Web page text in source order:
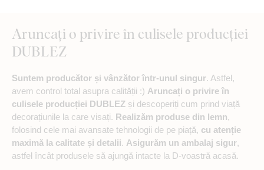
Aruncați o privire în culisele producției
DUBLEZ
Suntem producător și vânzător într-unul singur. Astfel,
avem control total asupra calității :) Aruncați o privire în
culisele producției DUBLEZ și descoperiți cum prind viață
decorațiunile la care visați. Realizăm produse din lemn,
folosind cele mai avansate tehnologii de pe piață, cu atenție
maximă la calitate și detalii. Asigurăm un ambalaj sigur,
astfel încât produsele să ajungă intacte la D-voastră acasă.